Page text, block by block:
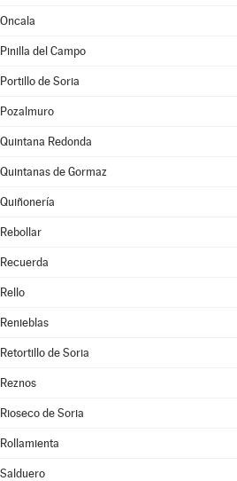
Oncala
Pinilla del Campo
Portillo de Soria
Pozalmuro
Quintana Redonda
Quintanas de Gormaz
Quiñonería
Rebollar
Recuerda
Rello
Renieblas
Retortillo de Soria
Reznos
Rioseco de Soria
Rollamienta
Salduero